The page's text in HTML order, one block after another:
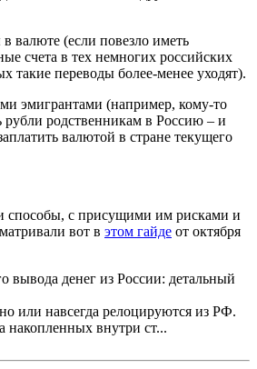
валюте (если повезло иметь
счета в тех немногих российских
такие переводы более-менее уходят).
эмигрантами (например, кому-то
рубли родственникам в Россию – и
валютой в стране текущего
способы, с присущими им рисками и
вот в этом гайде от октября
вывода денег из России: детальный
или навсегда релоцируются из РФ.
накопленных внутри ст...